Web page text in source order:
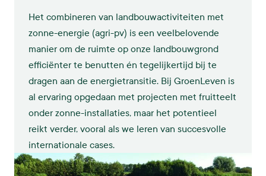
Het combineren van landbouwactiviteiten met
zonne-energie (agri-pv) is een veelbelovende
manier om de ruimte op onze landbouwgrond
efficiënter te benutten én tegelijkertijd bij te
dragen aan de energietransitie. Bij GroenLeven is
al ervaring opgedaan met projecten met fruitteelt
onder zonne-installaties, maar het potentieel
reikt verder, vooral als we leren van succesvolle
internationale cases.